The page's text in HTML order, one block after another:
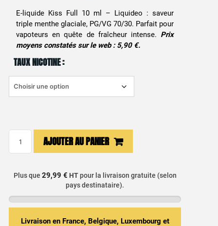
E-liquide Kiss Full 10 ml – Liquideo : saveur
triple menthe glaciale, PG/VG 70/30. Parfait pour
vapoteurs en quête de fraîcheur intense. Prix
moyens constatés sur le web : 5,90 €.
TAUX NICOTINE :
liquide
Kiss
Full
10ml
AJOUTER AU PANIER
Plus que 29,99 € HTpour la livraison gratuite (selon
pays destinataire).
Livraison en France, Belgique, Luxembourg et